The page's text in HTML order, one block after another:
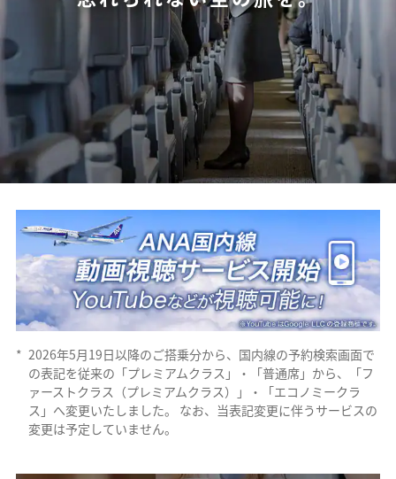
* 2026年5月19日以降のご搭乗分から、国内線の予約検索画面で
の表記を従来の「プレミアムクラス」・「普通席」から、「フ
ァーストクラス（プレミアムクラス）」・「エコノミークラ
ス」へ変更いたしました。 なお、当表記変更に伴うサービスの
変更は予定していません。